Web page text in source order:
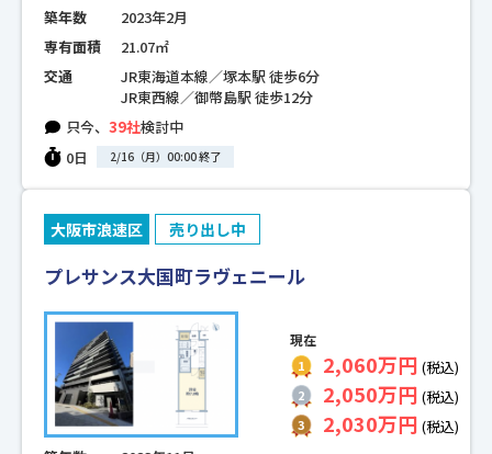
築年数
2023年2月
専有面積
21.07㎡
交通
JR東海道本線／塚本駅 徒歩6分
JR東西線／御幣島駅 徒歩12分
只今、 39社検討中
0日
2/16（月）00:00 終了
大阪市浪速区 売り出し中
プレサンス大国町ラヴェニール
現在
2,060万円 (税込)
2,050万円 (税込)
2,030万円 (税込)